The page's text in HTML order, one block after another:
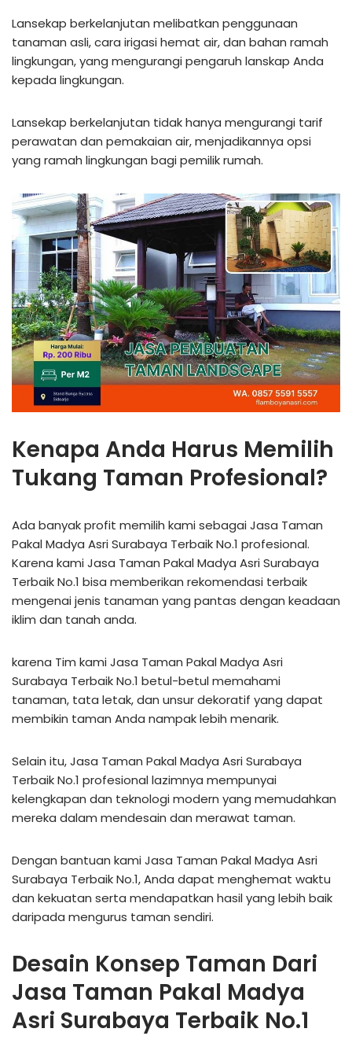
Lansekap berkelanjutan melibatkan penggunaan
tanaman asli, cara irigasi hemat air, dan bahan ramah
lingkungan, yang mengurangi pengaruh lanskap Anda
kepada lingkungan.
Lansekap berkelanjutan tidak hanya mengurangi tarif
perawatan dan pemakaian air, menjadikannya opsi
yang ramah lingkungan bagi pemilik rumah.
Kenapa Anda Harus Memilih
Tukang Taman Profesional?
Ada banyak profit memilih kami sebagai Jasa Taman
Pakal Madya Asri Surabaya Terbaik No.1 profesional.
Karena kami Jasa Taman Pakal Madya Asri Surabaya
Terbaik No.1 bisa memberikan rekomendasi terbaik
mengenai jenis tanaman yang pantas dengan keadaan
iklim dan tanah anda.
karena Tim kami Jasa Taman Pakal Madya Asri
Surabaya Terbaik No.1 betul-betul memahami
tanaman, tata letak, dan unsur dekoratif yang dapat
membikin taman Anda nampak lebih menarik.
Selain itu, Jasa Taman Pakal Madya Asri Surabaya
Terbaik No.1 profesional lazimnya mempunyai
kelengkapan dan teknologi modern yang memudahkan
mereka dalam mendesain dan merawat taman.
Dengan bantuan kami Jasa Taman Pakal Madya Asri
Surabaya Terbaik No.1, Anda dapat menghemat waktu
dan kekuatan serta mendapatkan hasil yang lebih baik
daripada mengurus taman sendiri.
Desain Konsep Taman Dari
Jasa Taman Pakal Madya
Asri Surabaya Terbaik No.1